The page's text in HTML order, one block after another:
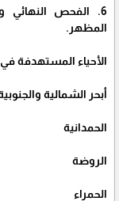
6. الفحص النهائي
المظهر.
الأحياء المستهدفة
أبحر الشمالية
الحمدانية
الروضة
الحمراء